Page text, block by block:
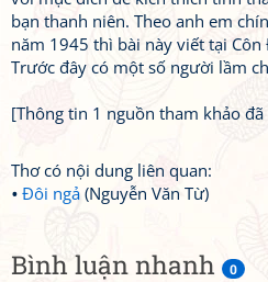
Bình luận nhanh 0
bạn thanh niên. Theo anh em
năm 1945 thì bài này viết tại
Trước đây có một số người lầm
[Thông tin 1 nguồn tham khảo
Thơ có nội dung liên quan:
Đôi ngả (Nguyễn Văn Từ)